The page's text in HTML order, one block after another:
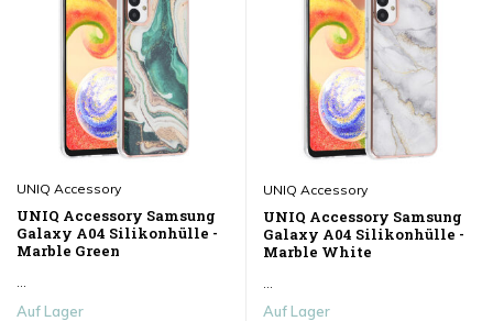
UNIQ Accessory
UNIQ Accessory Samsung
Galaxy A04 Silikonhülle -
Marble Green
Auf Lager
UNIQ Accessory
UNIQ Accessory Samsung
Galaxy A04 Silikonhülle -
Marble White
Auf Lager